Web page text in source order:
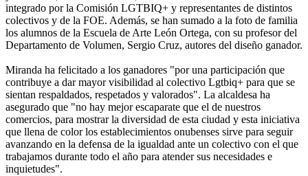
integrado por la Comisión LGTBIQ+ y representantes de distintos
colectivos y de la FOE. Además, se han sumado a la foto de familia
los alumnos de la Escuela de Arte León Ortega, con su profesor del
Departamento de Volumen, Sergio Cruz, autores del diseño ganador.
Miranda ha felicitado a los ganadores "por una participación que
contribuye a dar mayor visibilidad al colectivo Lgtbiq+ para que se
sientan respaldados, respetados y valorados". La alcaldesa ha
asegurado que "no hay mejor escaparate que el de nuestros
comercios, para mostrar la diversidad de esta ciudad y esta iniciativa
que llena de color los establecimientos onubenses sirve para seguir
avanzando en la defensa de la igualdad ante un colectivo con el que
trabajamos durante todo el año para atender sus necesidades e
inquietudes".